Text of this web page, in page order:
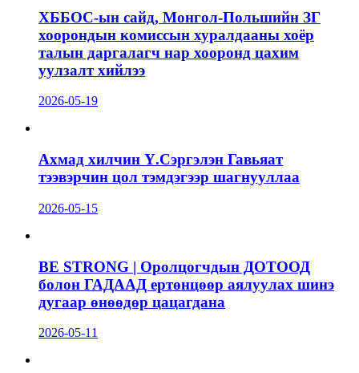
ХББОС-ын сайд, Монгол-Польшийн ЗГ
хоорондын комиссын хуралдааны хоёр
талын даргалагч нар хооронд цахим
уулзалт хийлээ
2026-05-19
Ахмад хилчин Ү.Сэргэлэн Гавьяат
тээвэрчин цол тэмдэгээр шагнууллаа
2026-05-15
BE STRONG | Оролцогчдын ДОТООД
болон ГАДААД ертөнцөөр аялуулах шинэ
дугаар өнөөдөр цацагдана
2026-05-11